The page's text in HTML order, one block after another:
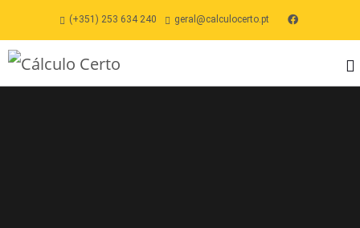
(+351) 253 634 240 geral@calculocerto.pt